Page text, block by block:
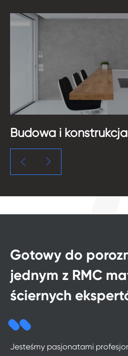
Budowa i konstrukcja
 
Gotowy do
jednym z RMC
ściernych
Jesteśmy pasjonatami